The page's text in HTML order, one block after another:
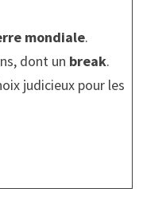
mondiale.
dont un break.
judicieux pour les